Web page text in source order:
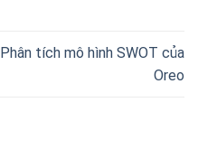
Phân tích mô hình SWOT của
Oreo